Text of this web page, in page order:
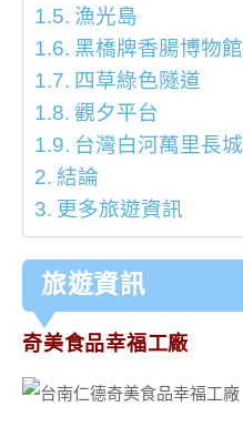
漁光島
黑橋牌香腸博物館
四草綠色隧道
觀夕平台
台灣白河萬里長城
結論
更多旅遊資訊
旅遊資訊
奇美食品幸福工廠